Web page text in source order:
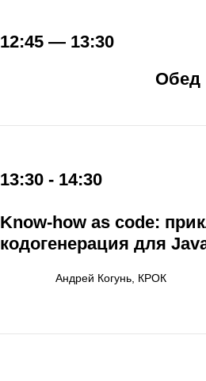
12:45 — 13:30
Обед
13:30 - 14:30
Know-how as code:
кодогенерация для
Андрей Когунь, КРОК